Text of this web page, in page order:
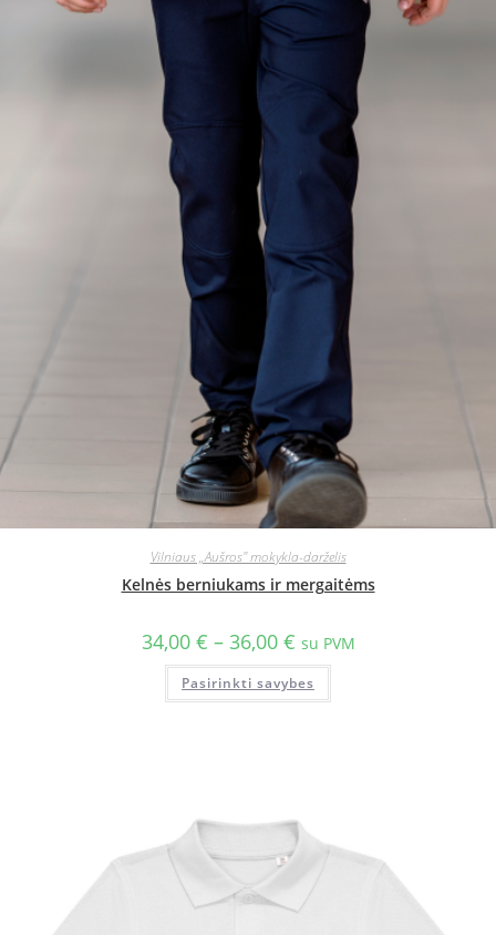
Vilniaus „Aušros" mokykla-darželis
Kelnės berniukams ir mergaitėms
34,00 € – 36,00 € su PVM
Pasirinkti savybes